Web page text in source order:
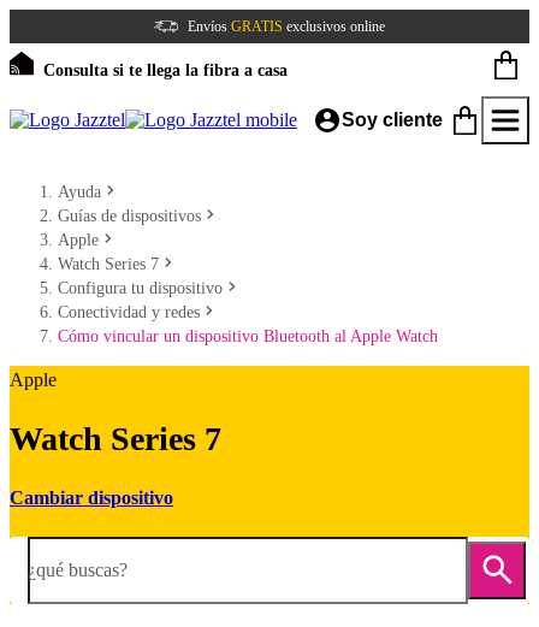
Envíos GRATIS exclusivos online
Consulta si te llega la fibra a casa
Soy cliente
Ayuda
Guías de dispositivos
Apple
Watch Series 7
Configura tu dispositivo
Conectividad y redes
Cómo vincular un dispositivo Bluetooth al Apple Watch
Apple
Watch Series 7
Cambiar dispositivo
¿qué buscas?